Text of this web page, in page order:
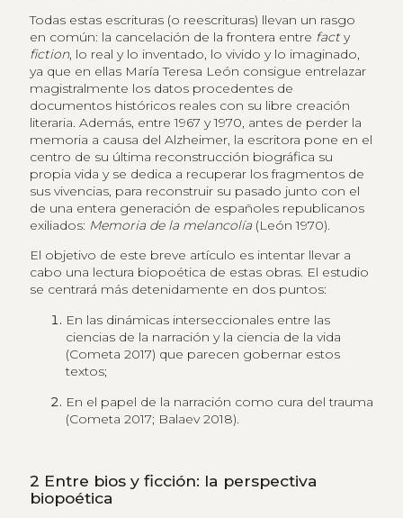
Todas estas escrituras (o reescrituras) llevan un rasgo
en común: la cancelación de la frontera entre facty
fiction, lo real y lo inventado, lo vivido y lo imaginado,
ya que en ellas María Teresa León consigue entrelazar
magistralmente los datos procedentes de
documentos históricos reales con su libre creación
literaria. Además, entre 1967 y 1970, antes de perder la
memoria a causa del Alzheimer, la escritora pone en el
centro de su última reconstrucción biográfica su
propia vida y se dedica a recuperar los fragmentos de
sus vivencias, para reconstruir su pasado junto con el
de una entera generación de españoles republicanos
exiliados: Memoria de la melancolía (León 1970).
El objetivo de este breve artículo es intentar llevar a
cabo una lectura biopoética de estas obras. El estudio
se centrará más detenidamente en dos puntos:
En las dinámicas interseccionales entre las
ciencias de la narración y la ciencia de la vida
(Cometa 2017) que parecen gobernar estos
textos;
En el papel de la narración como cura del trauma
(Cometa 2017; Balaev 2018).
2 Entre bios y ficción: la perspectiva
biopoética